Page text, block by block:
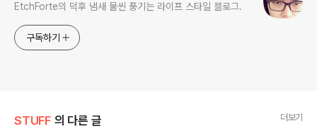
EtchForte의 덕후 냄새 물씬 풍기는 라이프 스타일 블로그.
구독하기
STUFF 의 다른 글 더보기